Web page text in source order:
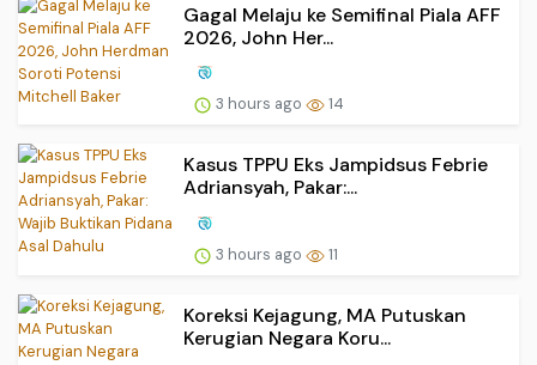
Gagal Melaju ke Semifinal Piala AFF
2026, John Her...
3 hours ago 14
Kasus TPPU Eks Jampidsus Febrie
Adriansyah, Pakar:...
3 hours ago 11
Koreksi Kejagung, MA Putuskan
Kerugian Negara Koru...